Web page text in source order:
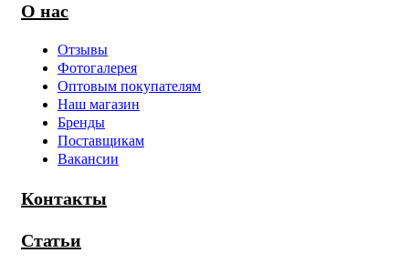
О нас
Отзывы
Фотогалерея
Оптовым покупателям
Наш магазин
Бренды
Поставщикам
Вакансии
Контакты
Статьи